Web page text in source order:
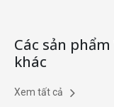
Các sản
khác
Xem tất cả